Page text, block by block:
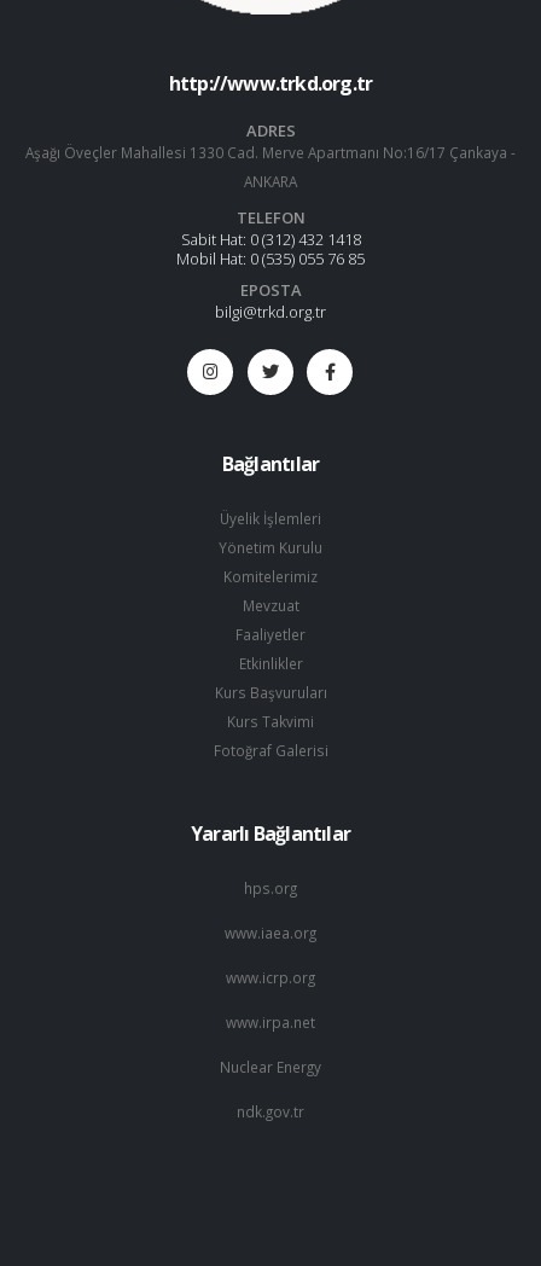
http://www.trkd.org.tr
ADRES
Aşağı Öveçler Mahallesi 1330 Cad. Merve Apartmanı No:16/17 Çankaya -
ANKARA
TELEFON
Sabit Hat: 0 (312) 432 1418
Mobil Hat: 0 (535) 055 76 85
EPOSTA
bilgi@trkd.org.tr
Bağlantılar
Üyelik İşlemleri
Yönetim Kurulu
Komitelerimiz
Mevzuat
Faaliyetler
Etkinlikler
Kurs Başvuruları
Kurs Takvimi
Fotoğraf Galerisi
Yararlı Bağlantılar
hps.org
www.iaea.org
www.icrp.org
www.irpa.net
Nuclear Energy
ndk.gov.tr